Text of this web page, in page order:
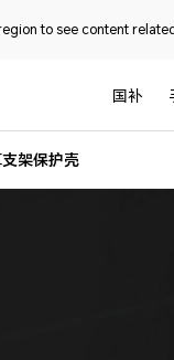
to see content
国补
架保护壳